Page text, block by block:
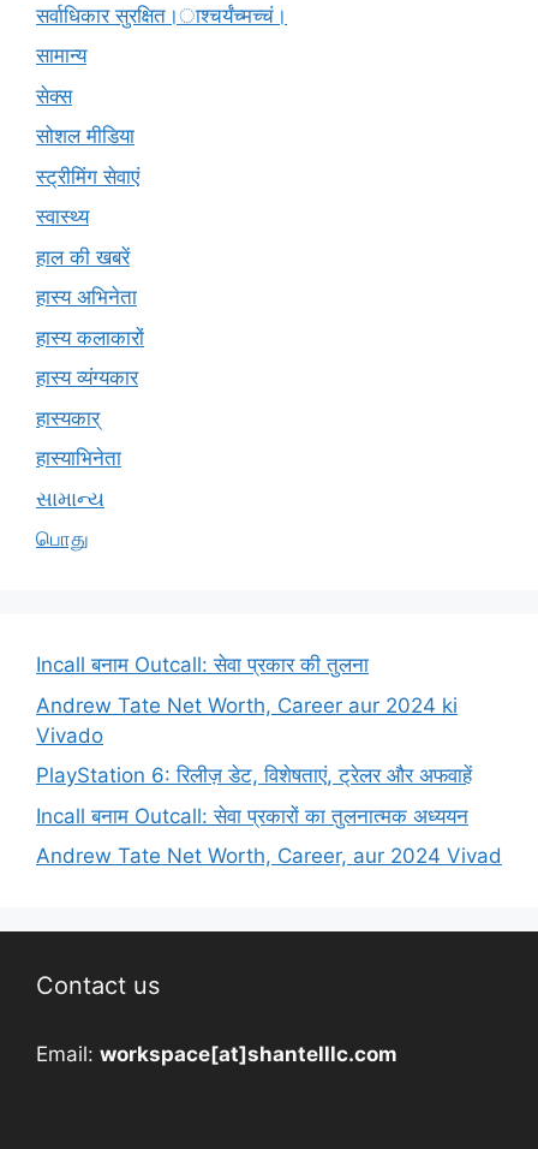
सर्वाधिकार सुरक्षित।ाश्चर्यंच्मच्चं।
सामान्य
सेक्स
सोशल मीडिया
स्ट्रीमिंग सेवाएं
स्वास्थ्य
हाल की खबरें
हास्य अभिनेता
हास्य कलाकारों
हास्य व्यंग्यकार
हास्यकार्
हास्याभिनेता
સામાન્ય
பொது
Incall बनाम Outcall: सेवा प्रकार की तुलना
Andrew Tate Net Worth, Career aur 2024 ki
Vivado
PlayStation 6: रिलीज़ डेट, विशेषताएं, ट्रेलर और अफवाहें
Incall बनाम Outcall: सेवा प्रकारों का तुलनात्मक अध्ययन
Andrew Tate Net Worth, Career, aur 2024 Vivad
Contact us
Email: workspace[at]shantelllc.com